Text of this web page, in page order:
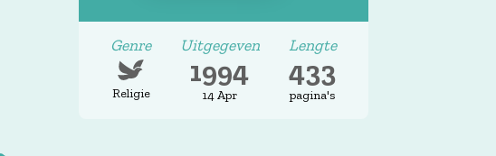
Genre
Religie
Uitgegeven
1994
14 Apr
Lengte
433
pagina's